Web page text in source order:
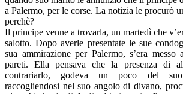
a Palermo, per le corse. La notizia le procurò
perchè?
Il principe venne a trovarla, un martedì che
salotto. Dopo averle presentate le sue
sua ammirazione per Palermo, s’era
pareti. Ella pensava che la presenza di
contrariarlo, godeva un poco del suo
raccogliendosi nel suo angolo di divano,